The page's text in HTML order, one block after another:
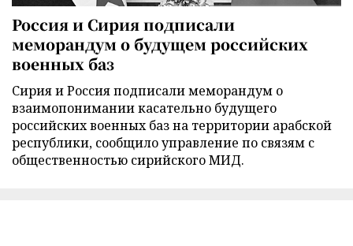
Россия и Сирия подписали
меморандум о будущем российских
военных баз
Сирия и Россия подписали меморандум о
взаимопонимании касательно будущего
российских военных баз на территории арабской
республики, сообщило управление по связям с
общественностью сирийского МИД.